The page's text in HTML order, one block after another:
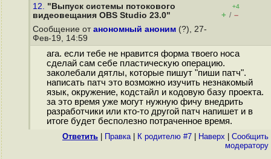
12. "Выпуск системы потокового
видеовещания OBS Studio 23.0"
+4
+ / –
Сообщение от анономный аноним (?), 27-
Фев-19, 14:59
ага. если тебе не нравится форма твоего носа
сделай сам себе пластическую операцию.
заколебали дятлы, которые пишут "пиши патч".
написать патч это возможно изучить незнакомый
язык, окружение, кодстайл и кодовую базу проекта.
за это время уже могут нужную фичу внедрить
разработчики или кто-то другой патч напишет и в
итоге будет бесполезно потраченное время.
Ответить Правка| К родителю #7 Наверх
Cообщить
модератору